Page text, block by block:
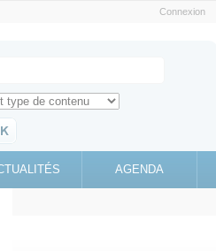
Connexion
for
toute l'information sur le site education.gouv.fr
AGENDA